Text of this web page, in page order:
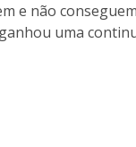
e não
uma